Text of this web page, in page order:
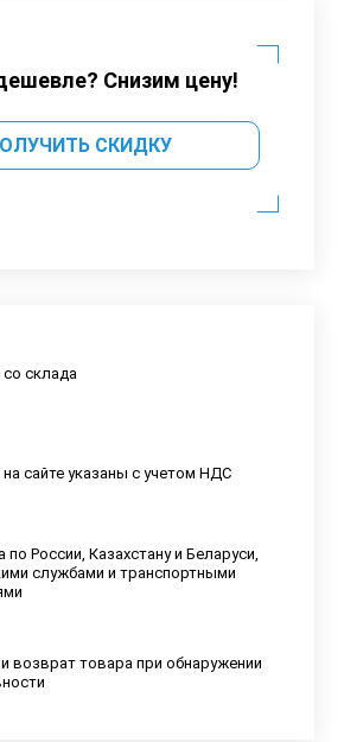
Снизим цену!
СКИДКУ
со склада
сайте указаны с учетом НДС
по России, Казахстану и Беларуси,
службами и транспортными
возврат товара при обнаружении